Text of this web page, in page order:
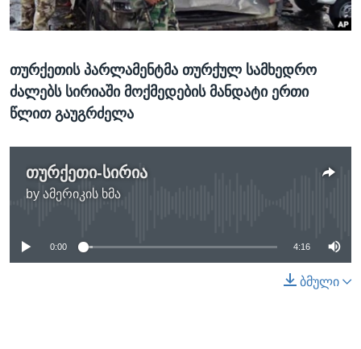
ᲡᲢᲣᲓᲘᲐ ᲕᲐᲨᲘᲜᲒᲢᲝᲜᲘ
ᲔᲙᲝᲜᲝᲛᲘᲙᲐ
ᲛᲔᲪᲜᲘᲔᲠᲔᲑᲐ
ᲘᲜᲢᲔᲠᲕᲘᲣ
ᲓᲔᲖᲘᲜᲤᲝᲠᲛᲐᲪᲘᲐ
Learning English
ᲗᲕᲐᲚᲘ ᲒᲕᲐᲓᲔᲕᲜᲔᲗ
ენები
თურქეთის პარლამენტმა თურქულ სამხედრო
ძალებს სირიაში მოქმედების მანდატი ერთი
წლით გაუგრძელა
თურქეთი-სირია
by ამერიკის ხმა
No media source currently available
0:00 4:16
ბმული